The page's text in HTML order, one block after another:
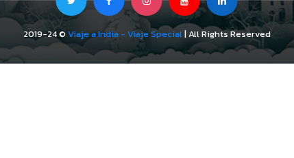
2019-24 © Viaje a India - Viaje Special| All Rights Reserved